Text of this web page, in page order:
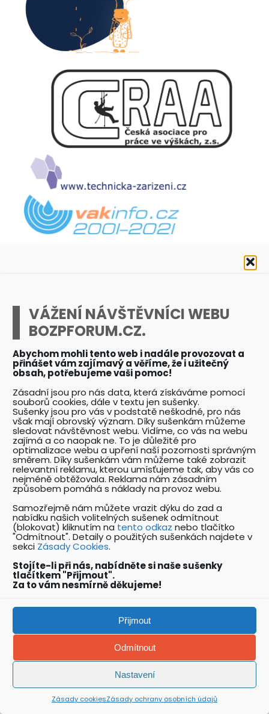
VÁŽENÍ NÁVŠTĚVNÍCI WEBU
BOZPFORUM.CZ.
Abychom mohli tento web i nadále provozovat a
přinášet vám zajímavý a věříme, že i užitečný
obsah, potřebujeme vaši pomoc!
Zásadní jsou pro nás data, která získáváme pomocí
souborů cookies, dále v textu jen sušenky.
Sušenky jsou pro vás v podstatě neškodné, pro nás
však mají obrovský význam. Díky sušenkám můžeme
sledovat návštěvnost webu. Vidíme, co vás na webu
zajímá a co naopak ne. To je důležité pro
optimalizace webu a upření naší pozornosti správným
směrem. Díky sušenkám vám můžeme také zobrazit
relevantní reklamu, kterou umísťujeme tak, aby vás co
nejméně obtěžovala. Reklama nám zásadním
způsobem pomáhá s náklady na provoz webu.
Samozřejmě nám můžete vrazit dýku do zad a
nabídku našich volitelných sušenek odmítnout
(blokovat) kliknutím natento odkaz nebo tlačítko
"Odmítnout". Detaily o použitých sušenkách najdete v
sekci Zásady Cookies.
Stojíte-li při nás, nabídněte si naše sušenky
tlačítkem "Přijmout".
Za to vám nesmírně děkujeme!
Přijmout
Odmítnout
Nastavení
Zásady cookiesZásady ochrany osobních údajů
NEJNOVĚJŠÍ ČLÁNKY
Proč je dodržování rychlostního limitu
50 km/hod v obcích důležité?
Začínáte podnikat ve službách BOZP
/ PO? Pak tohle musíte vědět!
Musí mít zaměstnavatel smluvního
lékaře a dělat lékařský dohled?
Muž se snaží zachytit padající
břemeno VZV
Cigareta nad cisternou znamenala
okamžitou smrt
Zaměstnanec utrpí smrtelný úraz
po vstupu do lisu
Zaměstnanec na kolegu z výšky
shodí vozík
Jeřábník složí břemeno na
Podceněné riziko při strojním kopání
Gamifikace v bezpečnosti práce
VAŠE NÁZORY